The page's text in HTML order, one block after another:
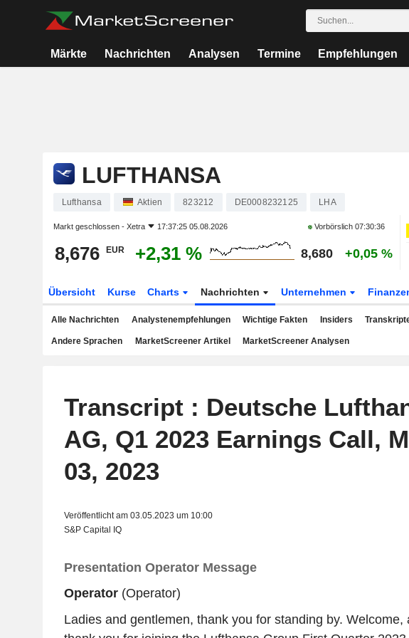
Märkte Nachrichten Analysen Termine Empfehlungen
LUFTHANSA
Lufthansa Aktien 823212 DE0008232125 LHA
Markt geschlossen - Xetra 17:37:25 05.08.2026 Vorbörslich07:30:36
8,676 EUR +2,31 % 8,680 +0,05 %
Übersicht Kurse Charts Nachrichten Unternehmen
Alle Nachrichten Analystenempfehlungen Wichtige Fakten Insiders
Andere Sprachen MarketScreener Artikel MarketScreener Analysen
Transcript : Deutsche
AG, Q1 2023 Earnings Call,
03, 2023
Veröffentlicht am 03.05.2023 um 10:00
S&P Capital IQ
Presentation Operator Message
Operator(Operator)
Ladies and gentlemen, thank you for standing by. Welcome,